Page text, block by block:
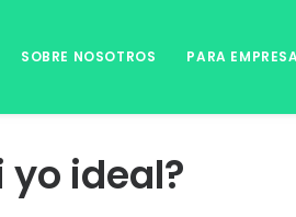
SOBRE NOSOTROS PARA
ideal?